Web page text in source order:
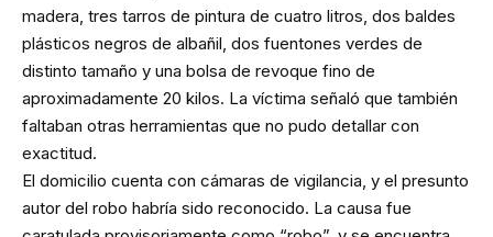
madera, tres tarros de pintura de cuatro litros, dos baldes
plásticos negros de albañil, dos fuentones verdes de
distinto tamaño y una bolsa de revoque fino de
aproximadamente 20 kilos. La víctima señaló que también
faltaban otras herramientas que no pudo detallar con
exactitud.
El domicilio cuenta con cámaras de vigilancia, y el presunto
autor del robo habría sido reconocido. La causa fue